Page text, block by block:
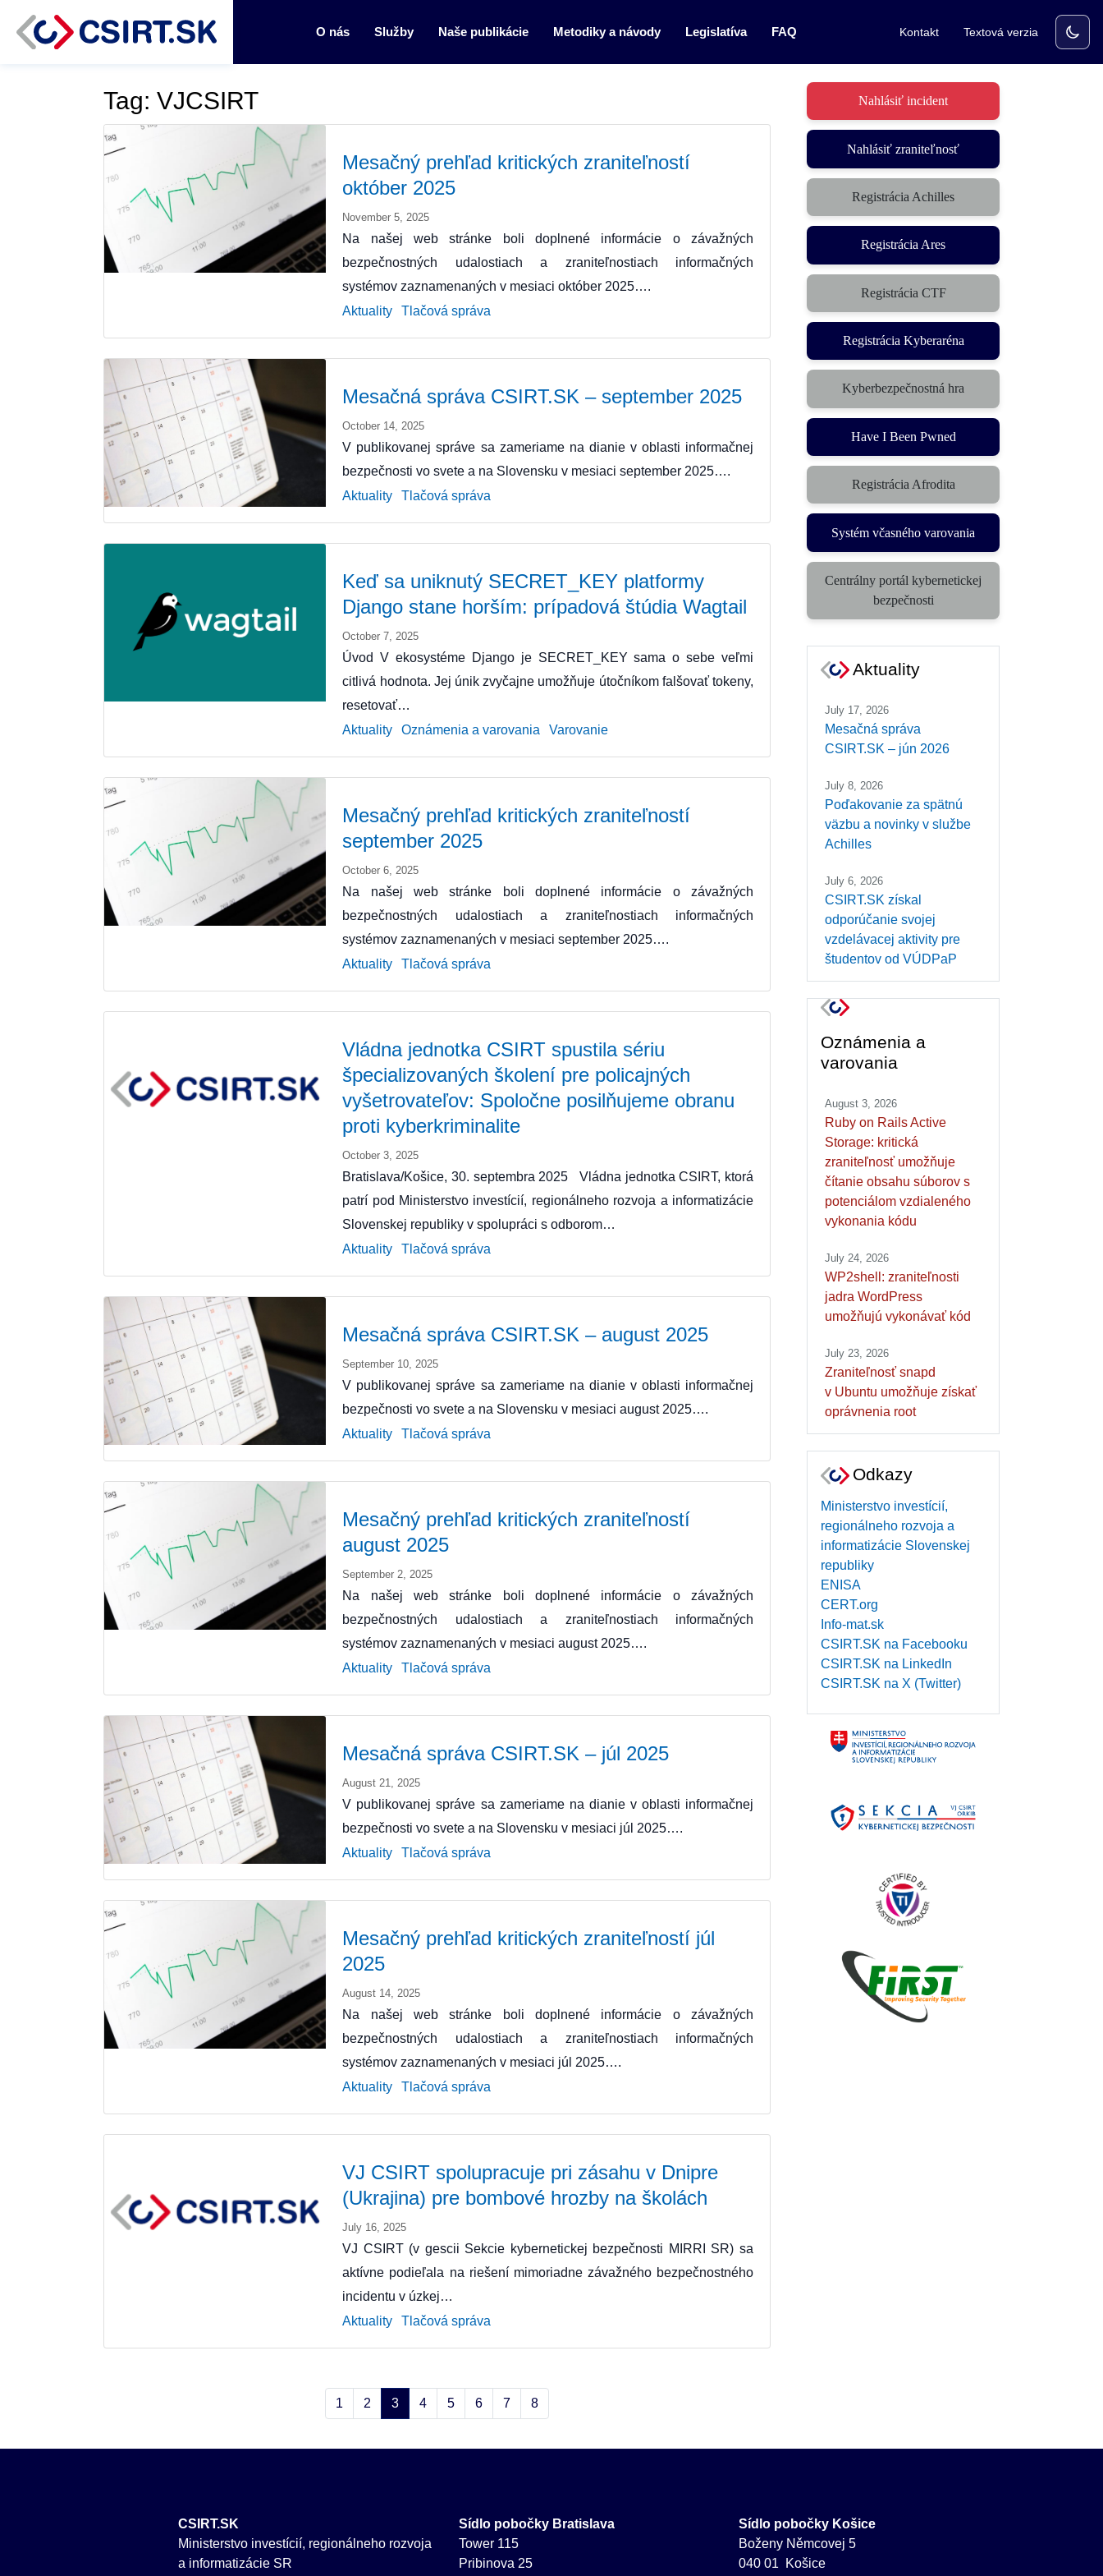
O nás Služby Naše publikácie Metodiky a návody Legislatíva FAQ Kontakt Textová verzia
Tag: VJCSIRT
Mesačný prehľad kritických zraniteľností
október 2025
November 5, 2025
Na našej web stránke boli doplnené informácie o závažných
bezpečnostných udalostiach a zraniteľnostiach informačných
systémov zaznamenaných v mesiaci október 2025….
Aktuality
Tlačová správa
Mesačná správa CSIRT.SK – september 2025
October 14, 2025
V publikovanej správe sa zameriame na dianie v oblasti informačnej
bezpečnosti vo svete a na Slovensku v mesiaci september 2025….
Aktuality
Tlačová správa
Keď sa uniknutý SECRET_KEY platformy
Django stane horším: prípadová štúdia Wagtail
October 7, 2025
Úvod V ekosystéme Django je SECRET_KEY sama o sebe veľmi
citlivá hodnota. Jej únik zvyčajne umožňuje útočníkom falšovať tokeny,
resetovať…
Aktuality
Oznámenia a varovania Varovanie
Mesačný prehľad kritických zraniteľností
september 2025
October 6, 2025
Na našej web stránke boli doplnené informácie o závažných
bezpečnostných udalostiach a zraniteľnostiach informačných
systémov zaznamenaných v mesiaci september 2025….
Aktuality
Tlačová správa
Vládna jednotka CSIRT spustila sériu
špecializovaných školení pre policajných
vyšetrovateľov: Spoločne posilňujeme obranu
proti kyberkriminalite
October 3, 2025
Bratislava/Košice, 30. septembra 2025 Vládna jednotka CSIRT, ktorá
patrí pod Ministerstvo investícií, regionálneho rozvoja a informatizácie
Slovenskej republiky v spolupráci s odborom…
Aktuality
Tlačová správa
Mesačná správa CSIRT.SK – august 2025
September 10, 2025
V publikovanej správe sa zameriame na dianie v oblasti informačnej
bezpečnosti vo svete a na Slovensku v mesiaci august 2025….
Aktuality
Tlačová správa
Mesačný prehľad kritických zraniteľností
august 2025
September 2, 2025
Na našej web stránke boli doplnené informácie o závažných
bezpečnostných udalostiach a zraniteľnostiach informačných
systémov zaznamenaných v mesiaci august 2025….
Aktuality
Tlačová správa
Mesačná správa CSIRT.SK – júl 2025
August 21, 2025
V publikovanej správe sa zameriame na dianie v oblasti informačnej
bezpečnosti vo svete a na Slovensku v mesiaci júl 2025….
Aktuality
Tlačová správa
Mesačný prehľad kritických zraniteľností júl
2025
August 14, 2025
Na našej web stránke boli doplnené informácie o závažných
bezpečnostných udalostiach a zraniteľnostiach informačných
systémov zaznamenaných v mesiaci júl 2025….
Aktuality
Tlačová správa
VJ CSIRT spolupracuje pri zásahu v Dnipre
(Ukrajina) pre bombové hrozby na školách
July 16, 2025
VJ CSIRT (v gescii Sekcie kybernetickej bezpečnosti MIRRI SR) sa
aktívne podieľala na riešení mimoriadne závažného bezpečnostného
incidentu v úzkej…
Aktuality
Tlačová správa
1 2 3 4 5 6 7 8
Nahlásiť incident
Nahlásiť zraniteľnosť
Registrácia Achilles
Registrácia Ares
Registrácia CTF
(otvorí sa v novom okne)
Registrácia Kyberaréna
Kyberbezpečnostná hra
(otvorí sa v novom okne)
Have I Been Pwned
Registrácia Afrodita
Systém včasného varovania
(otvorí sa v novom okne)
Centrálny portál kybernetickej
bezpečnosti(otvorí sa v novom okne)
Aktuality
July 17, 2026
Mesačná správa
CSIRT.SK – jún 2026
July 8, 2026
Poďakovanie za spätnú
väzbu a novinky v službe
Achilles
July 6, 2026
CSIRT.SK získal
odporúčanie svojej
vzdelávacej aktivity pre
študentov od VÚDPaP
Oznámenia a
varovania
August 3, 2026
Ruby on Rails Active
Storage: kritická
zraniteľnosť umožňuje
čítanie obsahu súborov s
potenciálom vzdialeného
vykonania kódu
July 24, 2026
WP2shell: zraniteľnosti
jadra WordPress
umožňujú vykonávať kód
July 23, 2026
Zraniteľnosť snapd
v Ubuntu umožňuje získať
oprávnenia root
Odkazy
Ministerstvo investícií,
regionálneho rozvoja a
informatizácie Slovenskej
republiky
ENISA
CERT.org
Info-mat.sk
CSIRT.SK na Facebooku
CSIRT.SK na LinkedIn
CSIRT.SK na X (Twitter)
CSIRT.SK
Ministerstvo investícií, regionálneho rozvoja
a informatizácie SR
Sídlo pobočky Bratislava
Tower 115
Pribinova 25
Sídlo pobočky Košice
Boženy Němcovej 5
040 01 Košice